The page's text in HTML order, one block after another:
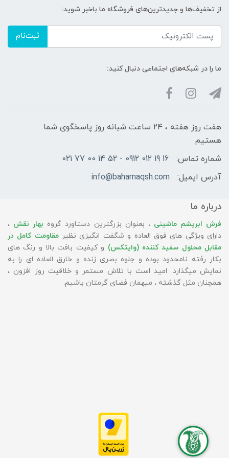
از تخفیف‌ها و جدیدترین‌های فروشگاه ما باخبر شوید:
ثبت‌نام
ما را در شبکه‌های اجتماعی دنبال کنید:
هفت روز هفته ، ۲۴ ساعت شبانه‌ روز پاسخگوی شما
هستیم
شماره تماس:
16 19 012 0912 - 52 14 00 77 021
آدرس ایمیل:
info@baharnaqsh.com
درباره ما
فرش ابریشم ماشینی ، بعنوان بزرگترین دستاورد گروه بهار نقش ،
دارای ویژگی های فوق العاده و شگفت انگیزی نظیرمقاومت کامل در
مقابل محلول سفید کننده (وایتکس) و کیفیت بافت بالا و رنگ های
بکار رفته نامحدود بوده و جلوه بصری زنده و خارق العاده ای را به
نمایش میگذارد. امید است با تلاش مستمر و خلاقیت روز افزون ،
همچنان مثل گذشته ، میهمان فضای گرمتان باشیم.